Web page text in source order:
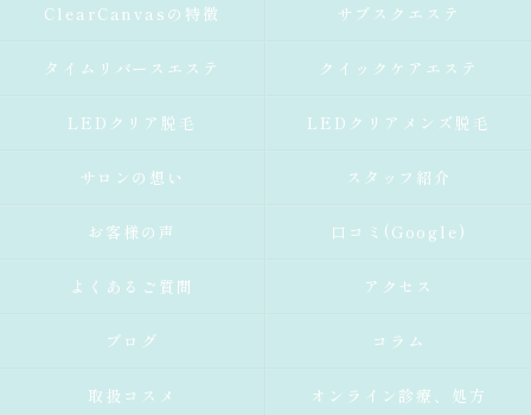
ClearCanvasの特徴 サブスクエステ
タイムリバースエステ クイックケアエステ
LEDクリア脱毛 LEDクリアメンズ脱毛
サロンの想い スタッフ紹介
お客様の声 口コミ(Google)
よくあるご質問 アクセス
ブログ コラム
取扱コスメ オンライン診療、処方